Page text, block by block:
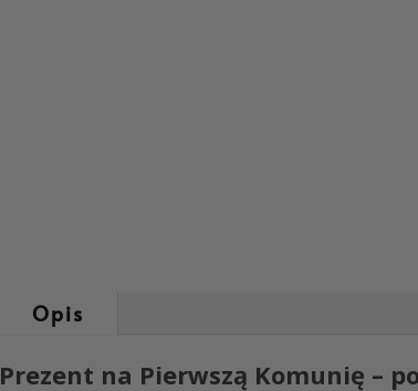
Opis
Prezent na Pierwszą Komunię –